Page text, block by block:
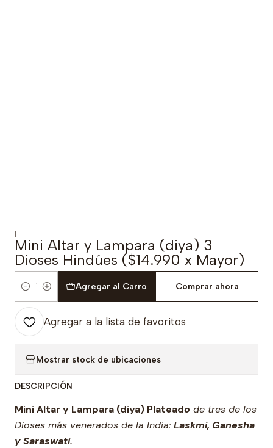
|
Mini Altar y Lampara (diya) 3
Dioses Hindúes ($14.990 x Mayor)
Cantidad
Agregar al Carro Comprar ahora
Agregar a la lista de favoritos
Mostrar stock de ubicaciones
DESCRIPCIÓN
Mini Altar y Lampara (diya) Plateado de tres de los
Dioses más venerados de la India: Laskmi, Ganesha
y Saraswati.